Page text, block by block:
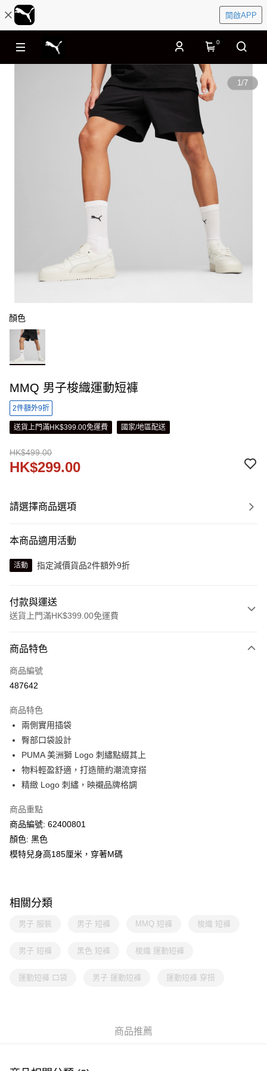
開啟APP
0
1/7
顏色
MMQ 男子梭織運動短褲
2件額外9折
送貨上門滿HK$399.00免運費 國家/地區配送
HK$499.00
HK$299.00
請選擇商品選項
本商品適用活動
活動 指定減價貨品2件額外9折
付款與運送
送貨上門滿HK$399.00免運費
信用卡
線上付款
Alipay, PayMe, WeChat Pay, UnionPay, FPS
送貨方式
單筆訂單淨值滿$399可享免運費優惠
每筆HK$30.00，滿HK$399.00或以上免運費
滿$599可享澳門免運費優惠
商品特色
商品編號
487642
商品特色
兩側實用插袋
臀部口袋設計
PUMA 美洲獅 Logo 刺繡點綴其上
物料輕盈舒適，打造簡約潮流穿搭
精緻 Logo 刺繡，映襯品牌格調
商品重點
商品編號: 62400801
顏色: 黑色
模特兒身高185厘米，穿著M碼
相關分類
男子 服裝 男子 短褲 MMQ 短褲 梭織 短褲
男子 短褲 黑色 短褲 梭織 運動短褲
運動短褲 口袋 男子 運動短褲 運動短褲 穿搭
商品推薦